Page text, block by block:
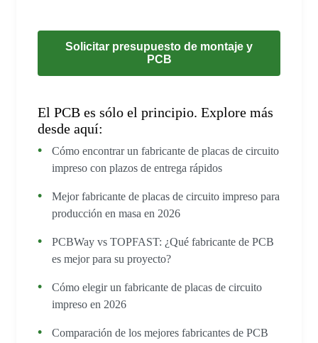
Solicitar presupuesto de montaje y
PCB
El PCB es sólo el principio. Explore más
desde aquí:
Cómo encontrar un fabricante de placas de circuito
impreso con plazos de entrega rápidos
Mejor fabricante de placas de circuito impreso para
producción en masa en 2026
PCBWay vs TOPFAST: ¿Qué fabricante de PCB
es mejor para su proyecto?
Cómo elegir un fabricante de placas de circuito
impreso en 2026
Comparación de los mejores fabricantes de PCB